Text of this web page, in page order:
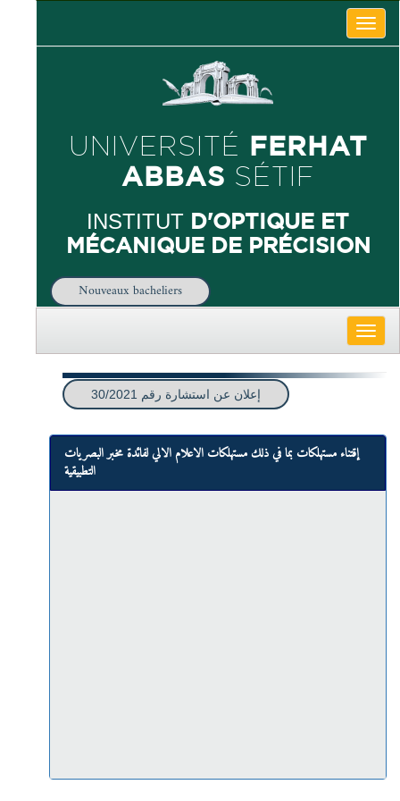
Toggle
UNIVERSITÉ FERHAT
ABBAS SÉTIF
INSTITUT D'OPTIQUE ET
MÉCANIQUE DE PRÉCISION
Nouveaux bacheliers
Toggle
إعلان عن استشارة رقم 30/2021
إقتناء مستهلكات بما في ذلك مستهلكات الاعلام الالي لفائدة مخبر البصريات
التطبيقية